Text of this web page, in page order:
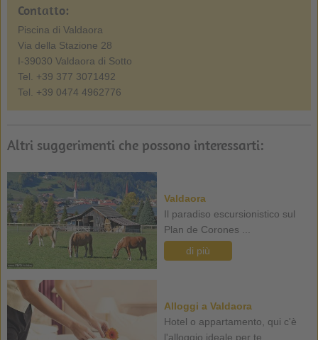
Contatto:
Piscina di Valdaora
Via della Stazione 28
I-39030 Valdaora di Sotto
Tel. +39 377 3071492
Tel. +39 0474 4962776
Altri suggerimenti che possono interessarti:
Valdaora
Il paradiso escursionistico sul
Plan de Corones ...
di più
Alloggi a Valdaora
Hotel o appartamento, qui c'è
l'alloggio ideale per te ...